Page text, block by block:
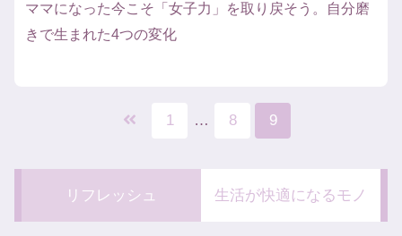
ママになった今こそ「女子力」を取り戻そう。自分磨
きで生まれた4つの変化
1 … 8 9
リフレッシュ 生活が快適になるモノ